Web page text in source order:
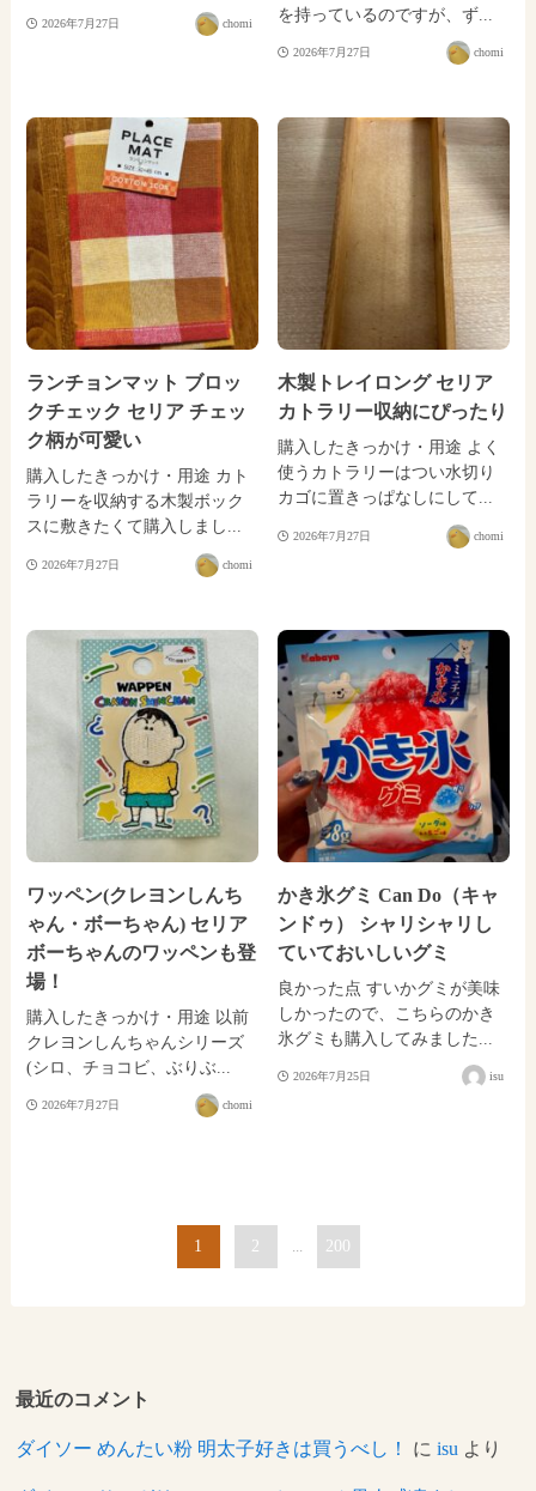
2026年7月27日 chomi
を持っているのですが、ず...
2026年7月27日 chomi
ランチョンマット ブロッ
クチェック セリア チェッ
ク柄が可愛い
購入したきっかけ・用途 カト
ラリーを収納する木製ボック
スに敷きたくて購入しまし...
2026年7月27日 chomi
木製トレイロング セリア
カトラリー収納にぴったり
購入したきっかけ・用途 よく
使うカトラリーはつい水切り
カゴに置きっぱなしにして...
2026年7月27日 chomi
ワッペン(クレヨンしんち
ゃん・ボーちゃん) セリア
ボーちゃんのワッペンも登
場！
購入したきっかけ・用途 以前
クレヨンしんちゃんシリーズ
(シロ、チョコビ、ぶりぶ...
2026年7月27日 chomi
かき氷グミ Can Do（キャ
ンドゥ） シャリシャリし
ていておいしいグミ
良かった点 すいかグミが美味
しかったので、こちらのかき
氷グミも購入してみました...
2026年7月25日 isu
1 2 200
最近のコメント
ダイソー めんたい粉 明太子好きは買うべし！ にisu より